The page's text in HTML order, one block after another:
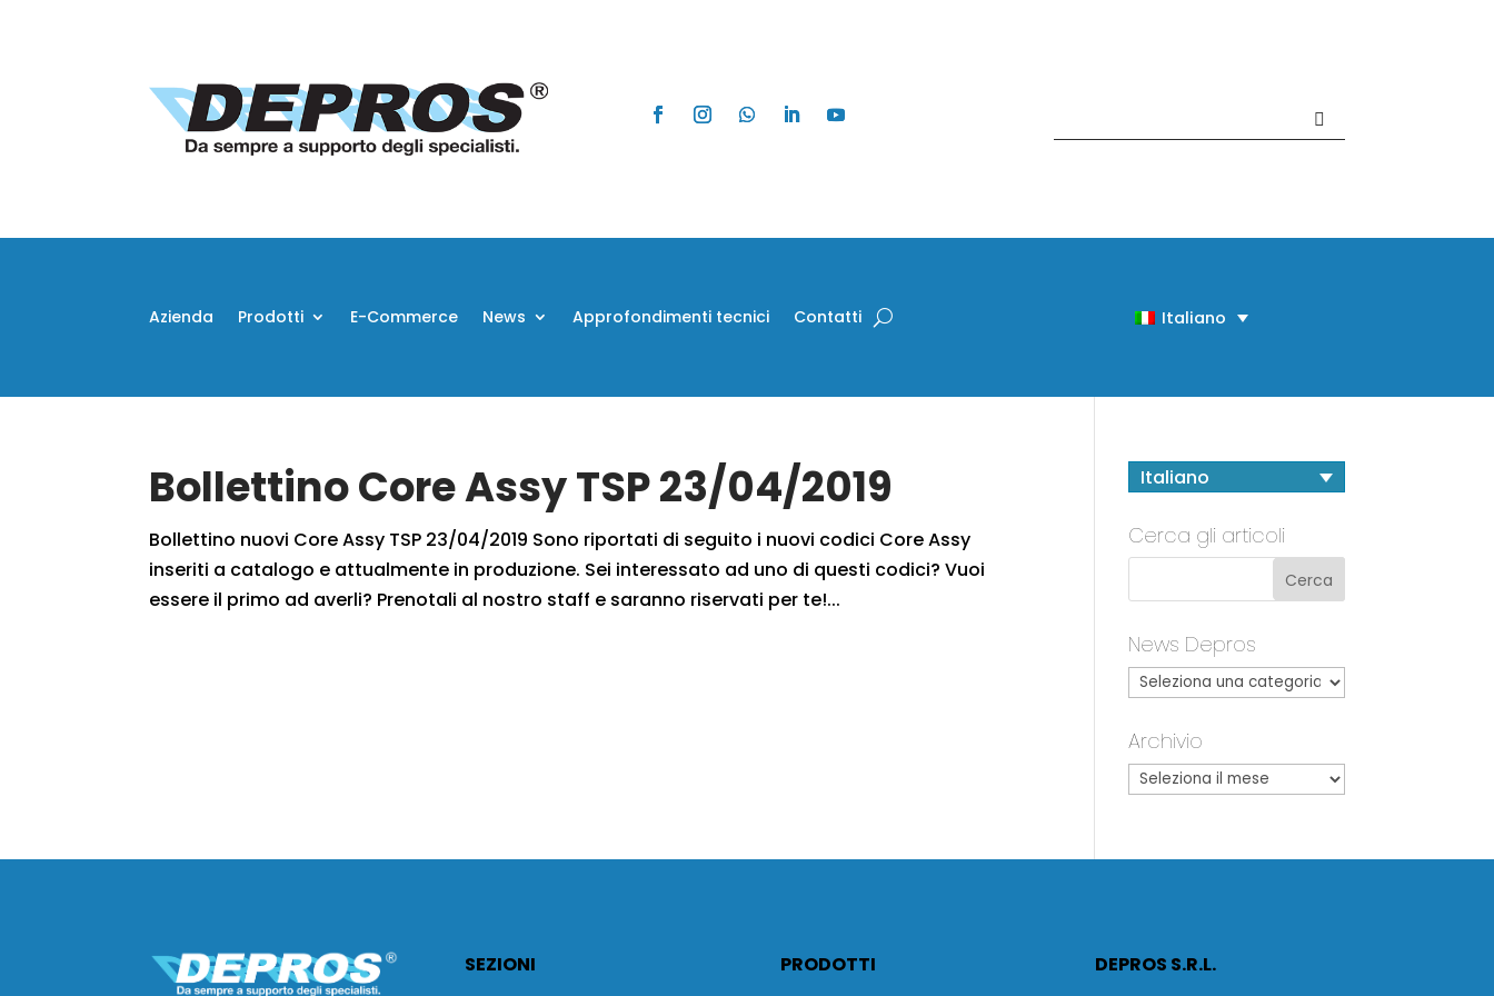
Azienda Prodotti E-Commerce News Approfondimenti tecnici Contatti Italiano
Bollettino Core Assy TSP 23/04/2019
Bollettino nuovi Core Assy TSP 23/04/2019 Sono riportati di seguito i nuovi codici Core Assy
inseriti a catalogo e attualmente in produzione. Sei interessato ad uno di questi codici? Vuoi
essere il primo ad averli? Prenotali al nostro staff e saranno riservati per te!...
Italiano
Cerca gli articoli
News Depros
Archivio
SEZIONI
PRODOTTI
DEPROS S.R.L.